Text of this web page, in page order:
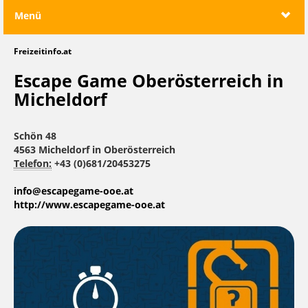
Menü
Freizeitinfo.at
Escape Game Oberösterreich in
Micheldorf
Schön 48
4563 Micheldorf in Oberösterreich
Telefon: +43 (0)681/20453275
info@escapegame-ooe.at
http://www.escapegame-ooe.at